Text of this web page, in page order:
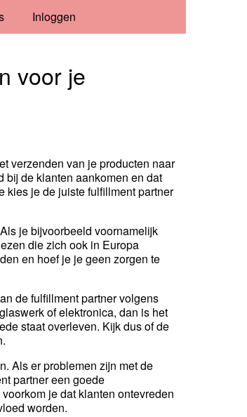
Inloggen
voor je
verzenden van je producten naar
bij de klanten aankomen en dat
kies je de juiste fulfillment partner
je bijvoorbeeld voornamelijk
die zich ook in Europa
en hoef je je geen zorgen te
de fulfillment partner volgens
of elektronica, dan is het
staat overleven. Kijk dus of de
Als er problemen zijn met de
partner een goede
je dat klanten ontevreden
worden.